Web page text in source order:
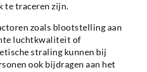
te traceren zijn.
zoals blootstelling aan
luchtkwaliteit of
straling kunnen bij
ook bijdragen aan het